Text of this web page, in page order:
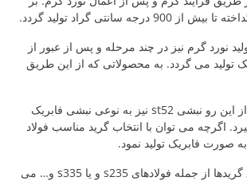
سانتی گراد تولید گردد.
نورد گرم نیز در چند مرحله و پس از عبور از
تولید می گردد. به محصولاتی که از این طریق
فابریک می نامند. از این رو نبشی st52 نیز به نوعی نبشی فابریک
اگرچه می توان با انتخاب گرید مناسب فولاد
همچنین دیگر انواع گریدها از جمله فولادهای s235 و یا s335 و… می